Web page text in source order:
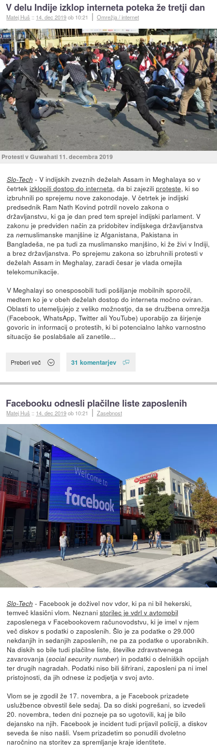
V delu Indije izklop interneta poteka že tretji dan
Matej Huš :: 14. dec 2019ob 10:21 Omrežja / internet
Protesti v Guwahati 11. decembra 2019
Slo-Tech - V indijskih zveznih deželah Assam in Meghalaya so v
četrtek izklopili dostop do interneta, da bi zajezili proteste, ki so
izbruhnili po sprejemu nove zakonodaje. V četrtek je indijski
predsednik Ram Nath Kovind potrdil novelo zakona o
državljanstvu, ki ga je dan pred tem sprejel indijski parlament. V
zakonu je predviden način za pridobitev indijskega državljanstva
za nemuslimanske manjšine iz Afganistana, Pakistana in
Bangladeša, ne pa tudi za muslimansko manjšino, ki že živi v Indiji,
a brez državljanstva. Po sprejemu zakona so izbruhnili protesti v
deželah Assam in Meghalay, zaradi česar je vlada omejila
telekomunikacije.
V Meghalayi so onesposobili tudi pošiljanje mobilnih sporočil,
medtem ko je v obeh deželah dostop do interneta močno oviran.
Oblasti to utemeljujejo z veliko možnostjo, da se družbena omrežja
(Facebook, WhatsApp, Twitter ali YouTube) uporabijo za širjenje
govoric in informacij o protestih, ki bi potencialno lahko varnostno
situacijo še poslabšale ali zanetile...
Preberi več 31 komentarjev
Facebooku odnesli plačilne liste zaposlenih
Matej Huš :: 14. dec 2019ob 10:21 Zasebnost
Slo-Tech - Facebook je doživel nov vdor, ki pa ni bil hekerski,
temveč klasični vlom. Neznani storilec je vdrl v avtomobil
zaposlenega v Facebookovem računovodstvu, ki je imel v njem
več diskov s podatki o zaposlenih. Šlo je za podatke o 29.000
nekdanjih in sedanjih zaposlenih, ne pa za podatke o uporabnikih.
Na diskih so bile tudi plačilne liste, številke zdravstvenega
zavarovanja (social security number) in podatki o delniških opcijah
ter drugih nagradah. Podatki niso bili šifrirani, zaposleni pa ni imel
pristojnosti, da jih odnese iz podjetja v svoj avto.
Vlom se je zgodil že 17. novembra, a je Facebook prizadete
uslužbence obvestil šele sedaj. Da so diski pogrešani, so izvedeli
20. novembra, teden dni pozneje pa so ugotovili, kaj je bilo
dejansko na njih. Facebook je incident tudi prijavil policiji, a diskov
seveda še niso našli. Vsem prizadetim so ponudili dvoletno
naročnino na storitev za spremljanje kraje identitete.